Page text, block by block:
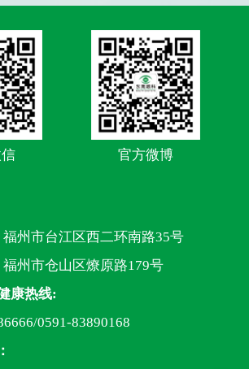
官方微博
福州市台江区西二环南路35号
州市仓山区燎原路179号
康热线:
0591-83890168